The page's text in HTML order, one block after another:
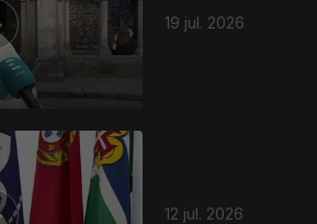
19 jul. 2026
12 jul. 2026